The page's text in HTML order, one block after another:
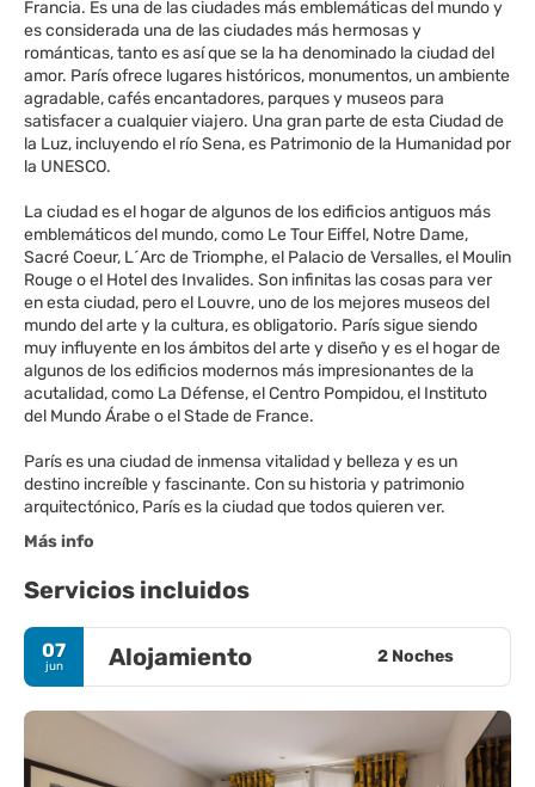
Francia. Es una de las ciudades más emblemáticas del mundo y
es considerada una de las ciudades más hermosas y
románticas, tanto es así que se la ha denominado la ciudad del
amor. París ofrece lugares históricos, monumentos, un ambiente
agradable, cafés encantadores, parques y museos para
satisfacer a cualquier viajero. Una gran parte de esta Ciudad de
la Luz, incluyendo el río Sena, es Patrimonio de la Humanidad por
la UNESCO.
La ciudad es el hogar de algunos de los edificios antiguos más
emblemáticos del mundo, como Le Tour Eiffel, Notre Dame,
Sacré Coeur, L´Arc de Triomphe, el Palacio de Versalles, el Moulin
Rouge o el Hotel des Invalides. Son infinitas las cosas para ver
en esta ciudad, pero el Louvre, uno de los mejores museos del
mundo del arte y la cultura, es obligatorio. París sigue siendo
muy influyente en los ámbitos del arte y diseño y es el hogar de
algunos de los edificios modernos más impresionantes de la
acutalidad, como La Défense, el Centro Pompidou, el Instituto
del Mundo Árabe o el Stade de France.
París es una ciudad de inmensa vitalidad y belleza y es un
destino increíble y fascinante. Con su historia y patrimonio
Más info
Servicios incluidos
07
jun Alojamiento 2 Noches